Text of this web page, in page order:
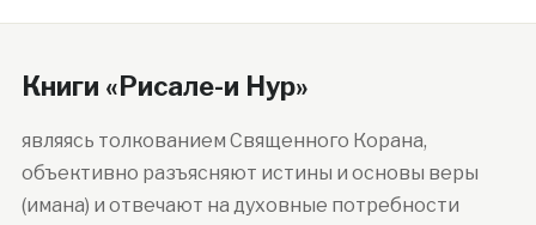
Книги «Рисале-и Нур»
являясь толкованием Священного Корана,
объективно разъясняют истины и основы веры
(имана) и отвечают на духовные потребности